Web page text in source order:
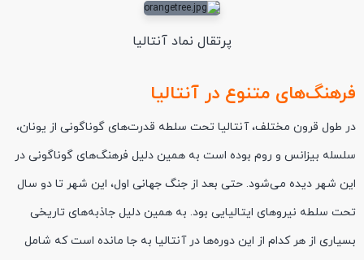
پرتقال نماد آنتالیا
فرهنگ‌های متنوع در آنتالیا
در طول قرون مختلف، آنتالیا تحت سلطه قدرت‌های گوناگونی از یونان،
سلسله بیزانس و روم بوده است به همین دلیل فرهنگ‌های گوناگونی در
این شهر دیده می‌شود. حتی بعد از جنگ جهانی اول، این شهر تا دو سال
تحت سلطه نیروهای ایتالیایی بود. به همین دلیل جاذبه‌های تاریخی
بسیاری از هر کدام از این دوره‌ها در آنتالیا به جا مانده است که شامل